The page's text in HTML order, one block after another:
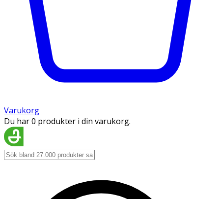
Varukorg
Du har 0 produkter i din varukorg.